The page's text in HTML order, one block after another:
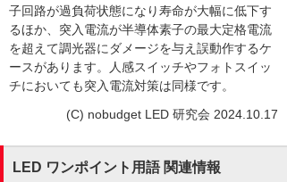
子回路が過負荷状態になり寿命が大幅に低下す
るほか、突入電流が半導体素子の最大定格電流
を超えて調光器にダメージを与え誤動作するケ
ースがあります。人感スイッチやフォトスイッ
チにおいても突入電流対策は同様です。
(C) nobudget LED 研究会 2024.10.17
LED ワンポイント用語 関連情報